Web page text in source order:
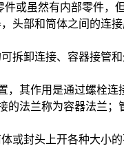
或虽然有内部零件
头部和筒体之间的连
拆卸连接、容器接管
其作用是通过螺栓
法兰称为容器法兰
或封头上开各种大小